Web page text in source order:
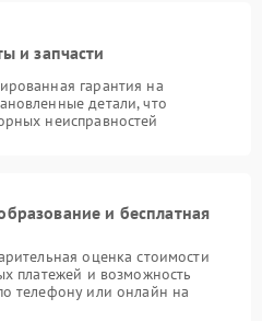
и запчасти
гарантия на
детали, что
неисправностей
и бесплатная
оценка стоимости
платежей и возможность
телефону или онлайн на